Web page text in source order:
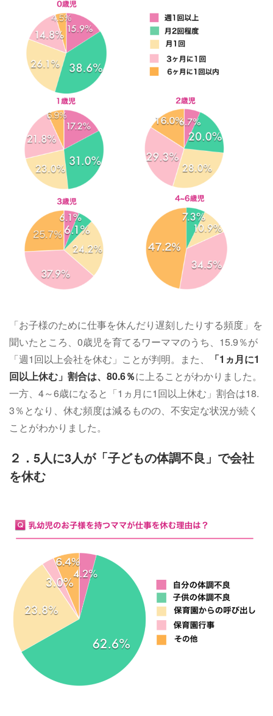
「お子様のために仕事を休んだり遅刻したりする頻度」を
聞いたところ、0歳児を育てるワーママのうち、15.9％が
「週1回以上会社を休む」ことが判明。また、
「1ヵ月に1
回以上休む」割合は、80.6％に上ることがわかりました。
一方、4～6歳になると「1ヵ月に1回以上休む」割合は18.
3％となり、休む頻度は減るものの、不安定な状況が続く
ことがわかりました。
２．5人に3人が「子どもの体調不良」で会社
を休む